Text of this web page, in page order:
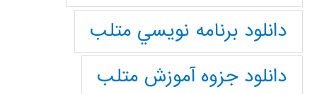
دانلود برنامه نويسي متلب
دانلود جزوه آموزش متلب